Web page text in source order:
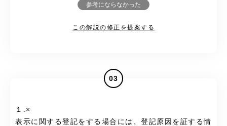
参考にならなかった
この解説の修正を提案する
03
１.×
表示に関する登記をする場合には、登記原因を証する情